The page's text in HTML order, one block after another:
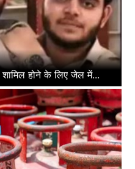
होने के लिए जेल में...